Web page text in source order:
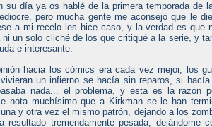
su día ya os hablé de la primera temporada de
pero mucha gente me aconsejó que le
a mi recelo les hice caso, y la verdad es que
un solo cliché de los que critiqué a la serie, y
e interesante.
hacia los cómics era cada vez mejor, los
un infierno se hacía sin reparos, si
nada... el problema, y esta es la razón
nota muchísimo que a Kirkman se le han
y otra vez el mismo patrón, dejando a los
tremendamente pesada, dejándome